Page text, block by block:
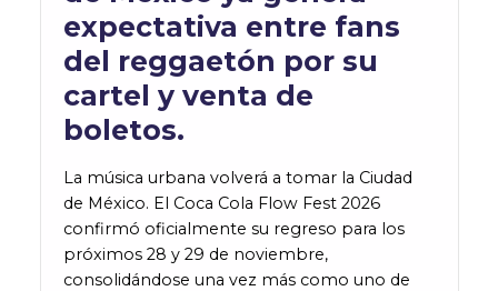
expectativa entre fans
del reggaetón por su
cartel y venta de
boletos.
La música urbana volverá a tomar la Ciudad
de México. El Coca Cola Flow Fest 2026
confirmó oficialmente su regreso para los
próximos 28 y 29 de noviembre,
consolidándose una vez más como uno de